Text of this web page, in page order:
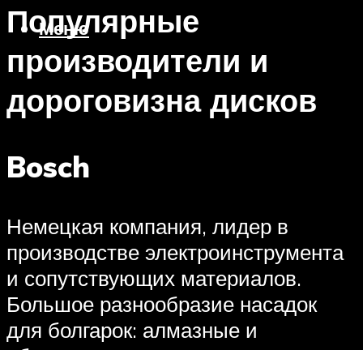
Меню
Популярные
производители и
дороговизна дисков
Bosch
Немецкая компания, лидер в
производстве электроинструмента
и сопутствующих материалов.
Большое разнообразие насадок
для болгарок: алмазные и